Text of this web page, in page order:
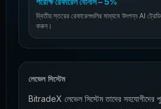
দ্বিতীয় স্তরের রেফারেলগুলির মাধ্যমে উৎপন্ন AI
করুন।
লেভেল সিস্টেম
BitradeX লেভেল সিস্টেম তাদের সহযোগীদের